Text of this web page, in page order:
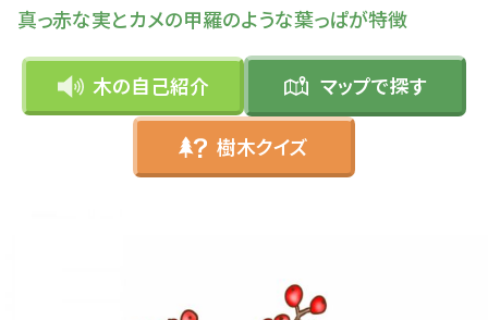
真っ赤な実とカメの甲羅のような葉っぱが特徴
木の自己紹介 マップで探す
樹木クイズ